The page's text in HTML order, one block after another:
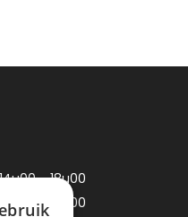
- 18u00
- 18u00